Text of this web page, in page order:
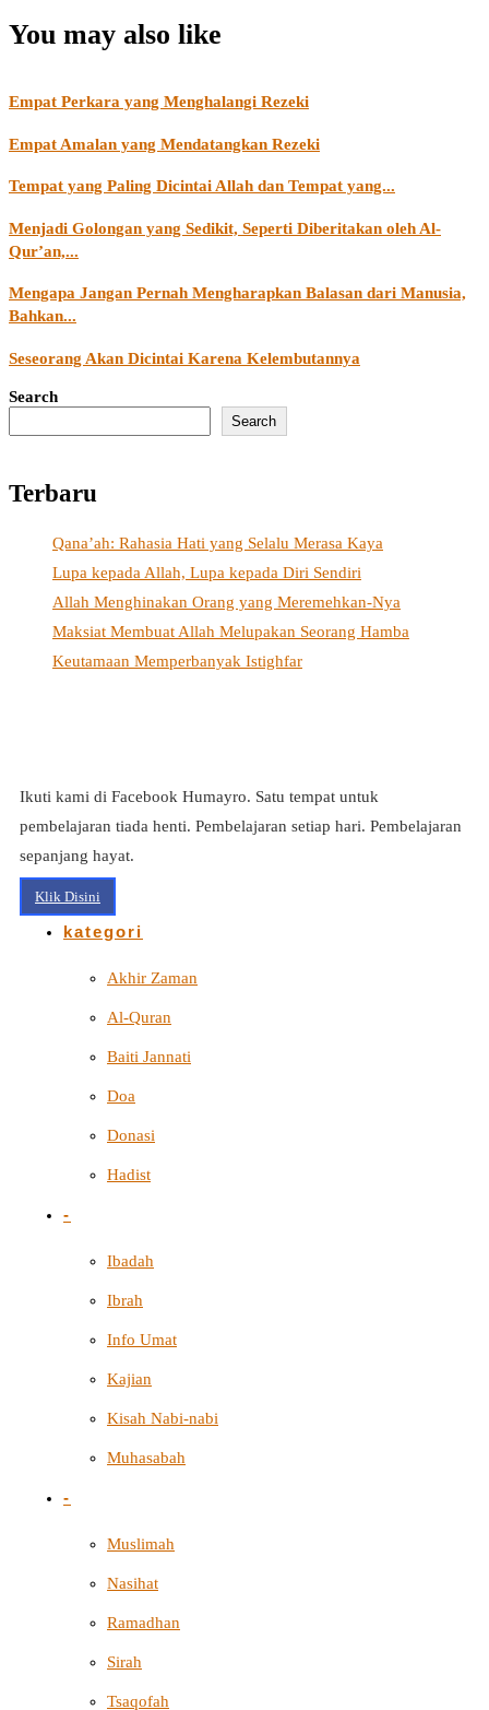
You may also like
Empat Perkara yang Menghalangi Rezeki
Empat Amalan yang Mendatangkan Rezeki
Tempat yang Paling Dicintai Allah dan Tempat yang...
Menjadi Golongan yang Sedikit, Seperti Diberitakan oleh Al-
Qur’an,...
Mengapa Jangan Pernah Mengharapkan Balasan dari Manusia,
Bahkan...
Seseorang Akan Dicintai Karena Kelembutannya
Search
Search
Terbaru
Qana’ah: Rahasia Hati yang Selalu Merasa Kaya
Lupa kepada Allah, Lupa kepada Diri Sendiri
Allah Menghinakan Orang yang Meremehkan-Nya
Maksiat Membuat Allah Melupakan Seorang Hamba
Keutamaan Memperbanyak Istighfar
Ikuti kami di Facebook Humayro. Satu tempat untuk
pembelajaran tiada henti. Pembelajaran setiap hari. Pembelajaran
sepanjang hayat.
Klik Disini
kategori
Akhir Zaman
Al-Quran
Baiti Jannati
Doa
Donasi
Hadist
-
Ibadah
Ibrah
Info Umat
Kajian
Kisah Nabi-nabi
Muhasabah
-
Muslimah
Nasihat
Ramadhan
Sirah
Tsaqofah